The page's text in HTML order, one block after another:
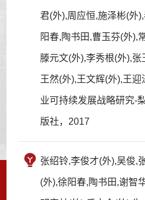
君(外),周应恒,施泽彬(外
阳春,陶书田,曹玉芬(外),
滕元文(外),李秀根(外),
王然(外),王文辉(外),王
业可持续发展战略研究-
版社，2017
张绍铃,李俊才(外),吴俊,
(外),徐阳春,陶书田,谢智